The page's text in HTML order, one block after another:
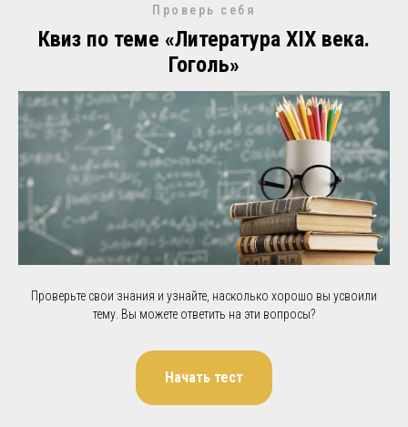
Проверь себя
Квиз по теме «Литература XIX века.
Гоголь»
Проверьте свои знания и узнайте, насколько хорошо вы усвоили
тему. Вы можете ответить на эти вопросы?
Начать тест